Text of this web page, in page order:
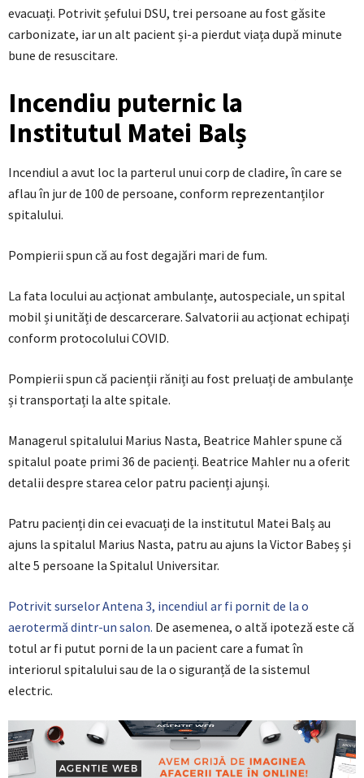
evacuați. Potrivit șefului DSU, trei persoane au fost găsite
carbonizate, iar un alt pacient și-a pierdut viața după minute
bune de resuscitare.
Incendiu puternic la
Institutul Matei Balș
Incendiul a avut loc la parterul unui corp de cladire, în care se
aflau în jur de 100 de persoane, conform reprezentanților
spitalului.
Pompierii spun că au fost degajări mari de fum.
La fata locului au acționat ambulanțe, autospeciale, un spital
mobil și unități de descarcerare. Salvatorii au acționat echipați
conform protocolului COVID.
Pompierii spun că pacienții răniți au fost preluați de ambulanțe
și transportați la alte spitale.
Managerul spitalului Marius Nasta, Beatrice Mahler spune că
spitalul poate primi 36 de pacienți. Beatrice Mahler nu a oferit
detalii despre starea celor patru pacienți ajunși.
Patru pacienți din cei evacuați de la institutul Matei Balș au
ajuns la spitalul Marius Nasta, patru au ajuns la Victor Babeș și
alte 5 persoane la Spitalul Universitar.
Potrivit surselor Antena 3, incendiul ar fi pornit de la o
aerotermă dintr-un salon. De asemenea, o altă ipoteză este că
totul ar fi putut porni de la un pacient care a fumat în
interiorul spitalului sau de la o siguranță de la sistemul
electric.